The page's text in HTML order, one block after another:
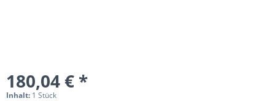
180,04 € *
Inhalt: 1 Stück